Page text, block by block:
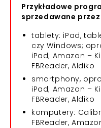
Przykładowe
sprzedawane
tablety: iPad,
czy Windows;
iPad; Amazon –
FBReader, Aldiko
smartphony,
iPad; Amazon –
FBReader, Aldiko
komputery:
FBReader,